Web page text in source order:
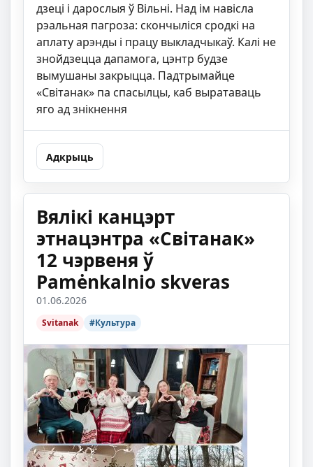
дзеці і дарослыя ў Вільні. Над ім навісла
рэальная пагроза: скончыліся сродкі на
аплату арэнды і працу выкладчыкаў. Калі не
знойдзецца дапамога, цэнтр будзе
вымушаны закрыцца. Падтрымайце
«Світанак» па спасылцы, каб выратаваць
яго ад знікнення
Адкрыць
Вялікі канцэрт
этнацэнтра «Світанак»
12 чэрвеня ў
Pamėnkalnio skveras
01.06.2026
Svitanak #Культура